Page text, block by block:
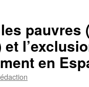
pauvres
en